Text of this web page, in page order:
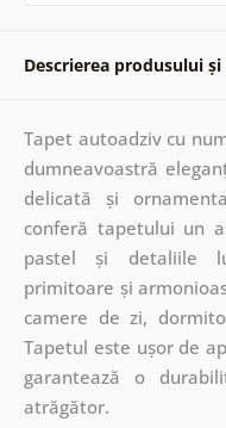
Descrierea produsului
Tapet autoadziv cu
dumneavoastră
delicată și
conferă tapetului un
pastel și detaliile
primitoare și
camere de zi,
Tapetul este ușor de
garantează o
atrăgător.